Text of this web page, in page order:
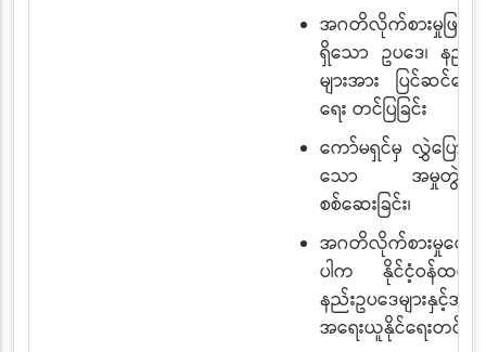
အဂတိလိုက်စားမှုဖြစ်နို
ရှိသော ဥပဒေ၊ နည်း
များအား ပြင်ဆင်ရေ
ရေး တင်ပြခြင်း
ကော်မရှင်မှ လွှဲပြောင်း
သော အမှုတွဲများ
စစ်ဆေးခြင်း၊
အဂတိလိုက်စားမှုပေါ်ပ
ပါက နိုင်ငံ့ဝန်ထမ်းဥ
နည်းဥပဒေများနှင့်အညီ
အရေးယူနိုင်ရေးတင်ပြခ